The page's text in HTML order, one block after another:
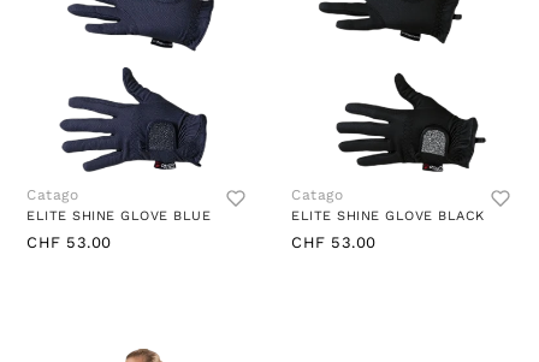
Catago
ELITE SHINE GLOVE BLUE
CHF 53.00
Catago
ELITE SHINE GLOVE BLACK
CHF 53.00